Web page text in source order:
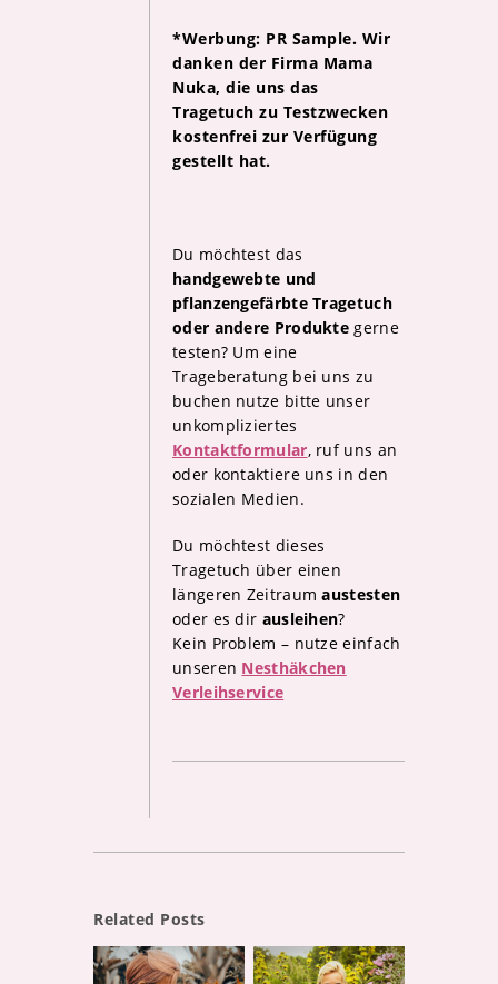
*Werbung: PR Sample. Wir
danken der Firma Mama
Nuka, die uns das
Tragetuch zu Testzwecken
kostenfrei zur Verfügung
gestellt hat.
Du möchtest das
handgewebte und
pflanzengefärbte Tragetuch
oder andere Produkte gerne
testen? Um eine
Trageberatung bei uns zu
buchen nutze bitte unser
unkompliziertes
Kontaktformular, ruf uns an
oder kontaktiere uns in den
sozialen Medien.
Du möchtest dieses
Tragetuch über einen
längeren Zeitraumaustesten
oder es dir ausleihen?
Kein Problem – nutze einfach
unseren Nesthäkchen
Verleihservice
Related Posts